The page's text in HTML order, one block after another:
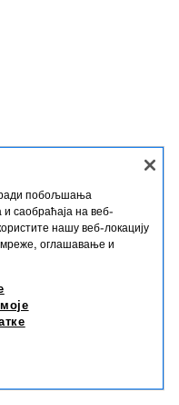
ради побољшања
и саобраћаја на веб-
нашу веб-локацију
оглашавање и